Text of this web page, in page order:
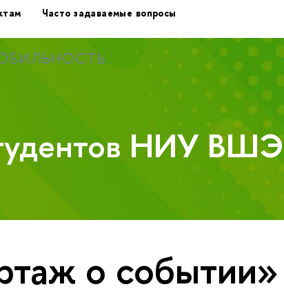
Часто задаваемые вопросы
НИУ ВШЭ
о событии»